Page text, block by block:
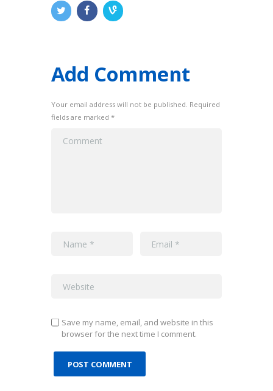
Add Comment
Your email address will not be published. Required
fields are marked *
Save my name, email, and website in this
browser for the next time I comment.